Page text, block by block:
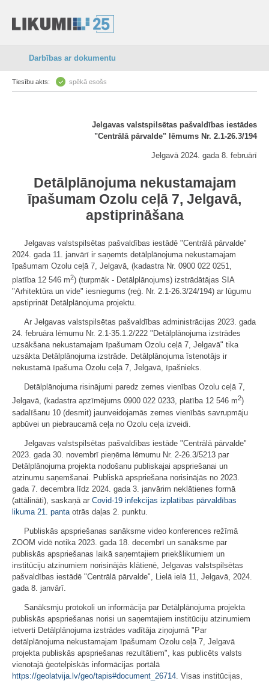
Darbības ar dokumentu
Tiesību akts: spēkā esošs
Jelgavas valstspilsētas pašvaldības iestādes
"Centrālā pārvalde" lēmums Nr. 2.1-26.3/194
Jelgavā 2024. gada 8. februārī
Detālplānojuma nekustamajam
īpašumam Ozolu ceļā 7, Jelgavā,
apstiprināšana
Jelgavas valstspilsētas pašvaldības iestādē "Centrālā pārvalde"
2024. gada 11. janvārī ir saņemts detālplānojuma nekustamajam
īpašumam Ozolu ceļā 7, Jelgavā, (kadastra Nr. 0900 022 0251,
platība 12 546 m2) (turpmāk - Detālplānojums) izstrādātājas SIA
"Arhitektūra un vide" iesniegums (reģ. Nr. 2.1-26.3/24/194) ar lūgumu
apstiprināt Detālplānojuma projektu.
Ar Jelgavas valstspilsētas pašvaldības administrācijas 2023. gada
24. februāra lēmumu Nr. 2.1-35.1.2/222 "Detālplānojuma izstrādes
uzsākšana nekustamajam īpašumam Ozolu ceļā 7, Jelgavā" tika
uzsākta Detālplānojuma izstrāde. Detālplānojuma īstenotājs ir
nekustamā īpašuma Ozolu ceļā 7, Jelgavā, īpašnieks.
Detālplānojuma risinājumi paredz zemes vienības Ozolu ceļā 7,
Jelgavā, (kadastra apzīmējums 0900 022 0233, platība 12 546 m2)
sadalīšanu 10 (desmit) jaunveidojamās zemes vienībās savrupmāju
apbūvei un piebraucamā ceļa no Ozolu ceļa izveidi.
Jelgavas valstspilsētas pašvaldības iestāde "Centrālā pārvalde"
2023. gada 30. novembrī pieņēma lēmumu Nr. 2-26.3/5213 par
Detālplānojuma projekta nodošanu publiskajai apspriešanai un
atzinumu saņemšanai. Publiskā apspriešana norisinājās no 2023.
gada 7. decembra līdz 2024. gada 3. janvārim neklātienes formā
(attālināti), saskaņā ar Covid-19 infekcijas izplatības pārvaldības
likuma 21. panta otrās daļas 2. punktu.
Publiskās apspriešanas sanāksme video konferences režīmā
ZOOM vidē notika 2023. gada 18. decembrī un sanāksme par
publiskās apspriešanas laikā saņemtajiem priekšlikumiem un
institūciju atzinumiem norisinājās klātienē, Jelgavas valstspilsētas
pašvaldības iestādē "Centrālā pārvalde", Lielā ielā 11, Jelgavā, 2024.
gada 8. janvārī.
Sanāksmju protokoli un informācija par Detālplānojuma projekta
publiskās apspriešanas norisi un saņemtajiem institūciju atzinumiem
ietverti Detālplānojuma izstrādes vadītāja ziņojumā "Par
detālplānojuma nekustamajam īpašumam Ozolu ceļā 7, Jelgavā
projekta publiskās apspriešanas rezultātiem", kas publicēts valsts
vienotajā ģeotelpiskās informācijas portālā
https://geolatvija.lv/geo/tapis#document_26714 . Visas institūcijas,